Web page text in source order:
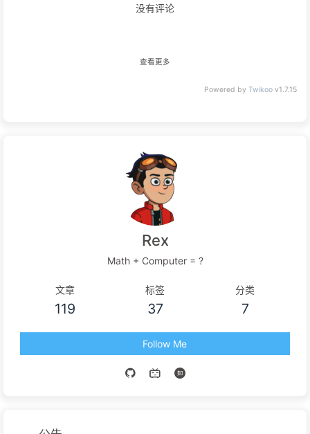
没有评论
查看更多
Powered by Twikoo v1.7.15
Rex
Math + Computer = ?
文章
119
标签
37
分类
7
Follow Me